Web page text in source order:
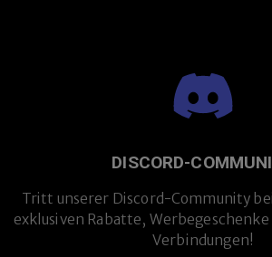
DISCORD-
Tritt unserer Discord-Community
exklusiven Rabatte,
Verbindungen!